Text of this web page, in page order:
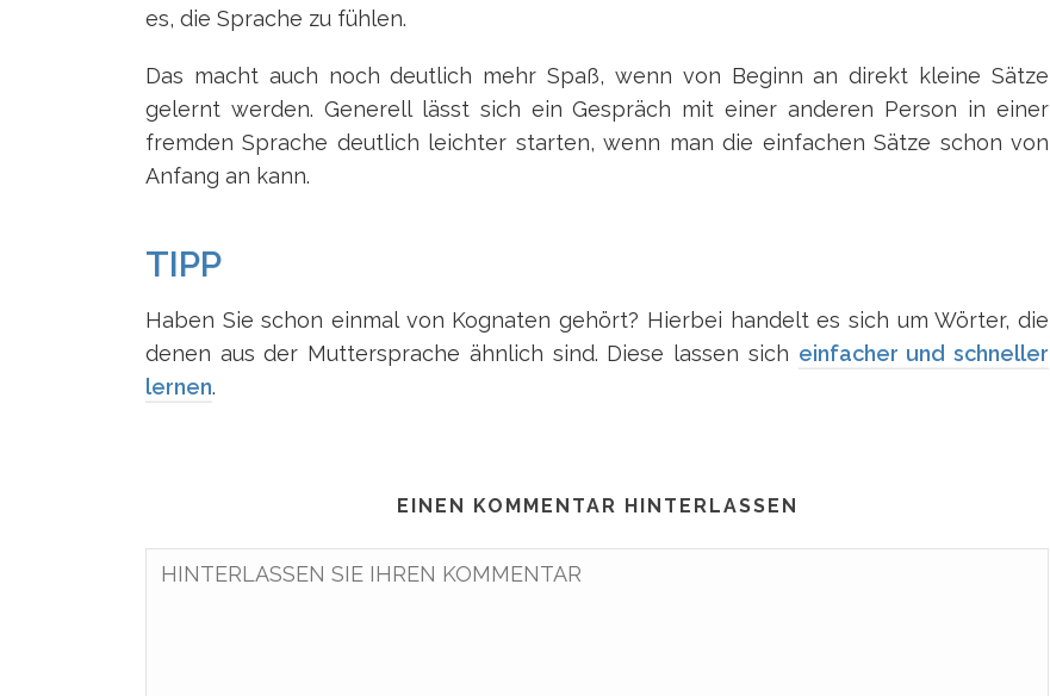
es, die Sprache zu fühlen.
Das macht auch noch deutlich mehr Spaß, wenn von Beginn an direkt kleine Sätze
gelernt werden. Generell lässt sich ein Gespräch mit einer anderen Person in einer
fremden Sprache deutlich leichter starten, wenn man die einfachen Sätze schon von
Anfang an kann.
TIPP
Haben Sie schon einmal von Kognaten gehört? Hierbei handelt es sich um Wörter, die
denen aus der Muttersprache ähnlich sind. Diese lassen sich einfacher und schneller
lernen.
EINEN KOMMENTAR HINTERLASSEN